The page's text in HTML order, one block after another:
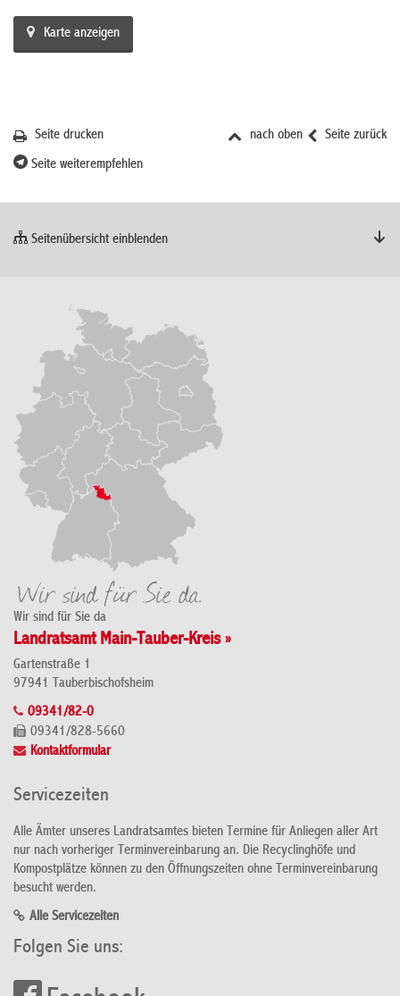
Karte anzeigen
Seite zurück
nach oben
Seite drucken
Seite weiterempfehlen
Seitenübersicht einblenden
Wir sind für Sie da
Landratsamt Main-Tauber-Kreis »
Gartenstraße 1
97941 Tauberbischofsheim
09341/82-0
09341/828-5660
Kontaktformular
Servicezeiten
Alle Ämter unseres Landratsamtes bieten Termine für Anliegen aller Art
nur nach vorheriger Terminvereinbarung an. Die Recyclinghöfe und
Kompostplätze können zu den Öffnungszeiten ohne Terminvereinbarung
besucht werden.
Alle Servicezeiten
Folgen Sie uns: